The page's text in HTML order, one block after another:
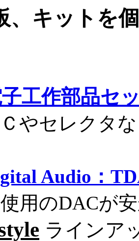
、キットを
工作部品セ
やセレクタ
Audio：
のDACが安
ラインア